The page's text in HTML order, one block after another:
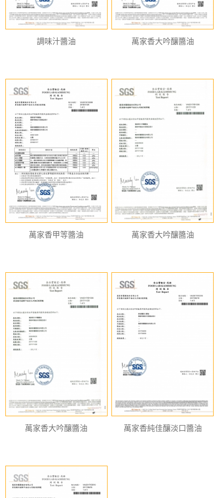
調味汁醬油 萬家香大吟釀醬油
萬家香甲等醬油 萬家香大吟釀醬油
萬家香大吟釀醬油 萬家香純佳釀淡口醬油